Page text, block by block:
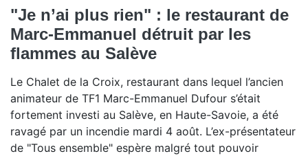
"Je n’ai plus rien" : le restaurant de
Marc-Emmanuel détruit par les
flammes au Salève
Le Chalet de la Croix, restaurant dans lequel l’ancien
animateur de TF1 Marc-Emmanuel Dufour s’était
fortement investi au Salève, en Haute-Savoie, a été
ravagé par un incendie mardi 4 août. L’ex-présentateur
de "Tous ensemble" espère malgré tout pouvoir